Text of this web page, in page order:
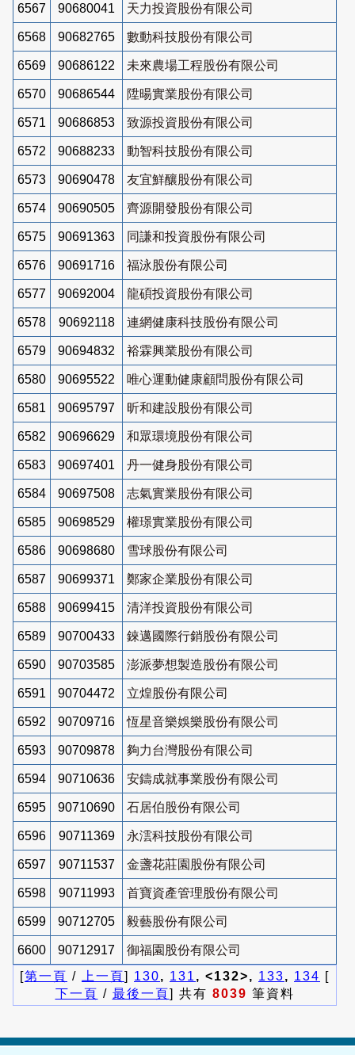
6567 90680041 天力投資股份有限公司
6568 90682765 數動科技股份有限公司
6569 90686122 未來農場工程股份有限公司
6570 90686544 陞暘實業股份有限公司
6571 90686853 致源投資股份有限公司
6572 90688233 動智科技股份有限公司
6573 90690478 友宜鮮釀股份有限公司
6574 90690505 齊源開發股份有限公司
6575 90691363 同謙和投資股份有限公司
6576 90691716 福泳股份有限公司
6577 90692004 龍碩投資股份有限公司
6578 90692118 連網健康科技股份有限公司
6579 90694832 裕霖興業股份有限公司
6580 90695522 唯心運動健康顧問股份有限公司
6581 90695797 昕和建設股份有限公司
6582 90696629 和眾環境股份有限公司
6583 90697401 丹一健身股份有限公司
6584 90697508 志氣實業股份有限公司
6585 90698529 權璟實業股份有限公司
6586 90698680 雪球股份有限公司
6587 90699371 鄭家企業股份有限公司
6588 90699415 清洋投資股份有限公司
6589 90700433 錸邁國際行銷股份有限公司
6590 90703585 澎派夢想製造股份有限公司
6591 90704472 立煌股份有限公司
6592 90709716 恆星音樂娛樂股份有限公司
6593 90709878 夠力台灣股份有限公司
6594 90710636 安鑄成就事業股份有限公司
6595 90710690 石居伯股份有限公司
6596 90711369 永澐科技股份有限公司
6597 90711537 金盞花莊園股份有限公司
6598 90711993 首寶資產管理股份有限公司
6599 90712705 毅藝股份有限公司
6600 90712917
御福園股份有限公司
[第一頁 / 上一頁] 130, 131 , <132>, 133, 134 [
下一頁 / 最後一頁] 共有 8039 筆資料